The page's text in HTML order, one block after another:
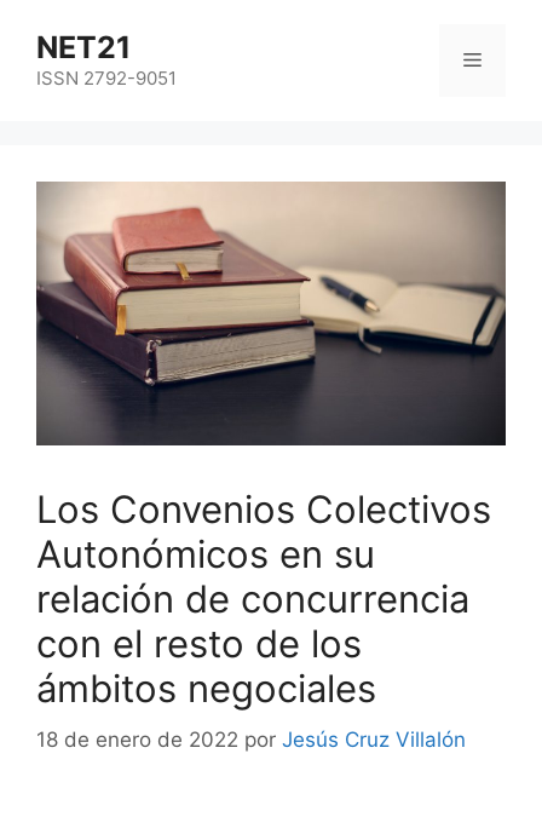
NET21
ISSN 2792-9051
Los Convenios Colectivos
Autonómicos en su
relación de concurrencia
con el resto de los
ámbitos negociales
18 de enero de 2022 por Jesús Cruz Villalón